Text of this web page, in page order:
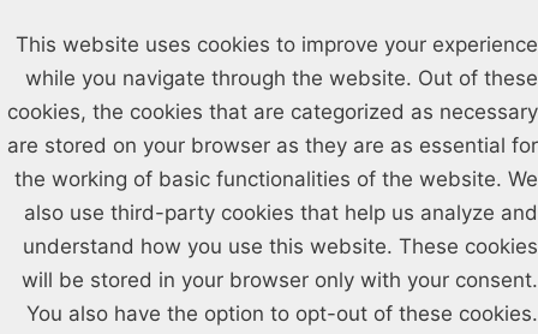
This website uses cookies to improve your experience
while you navigate through the website. Out of these
cookies, the cookies that are categorized as necessary
are stored on your browser as they are as essential for
the working of basic functionalities of the website. We
also use third-party cookies that help us analyze and
understand how you use this website. These cookies
will be stored in your browser only with your consent.
You also have the option to opt-out of these cookies.